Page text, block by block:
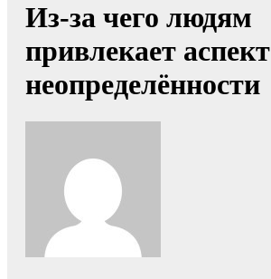
Из-за чего людям
привлекает аспект
неопределённости